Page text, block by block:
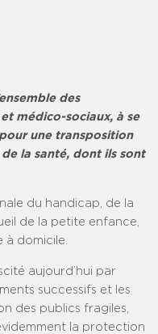
des
médico-sociaux, à se
une transposition
la santé, dont ils sont
du handicap, de la
de la petite enfance,
à domicile.
aujourd’hui par
successifs et les
des publics fragiles,
la protection